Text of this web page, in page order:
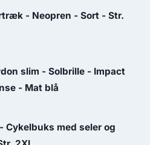
- Neopren - Sort - Str.
slim - Solbrille - Impact
- Mat blå
Cykelbuks med seler og